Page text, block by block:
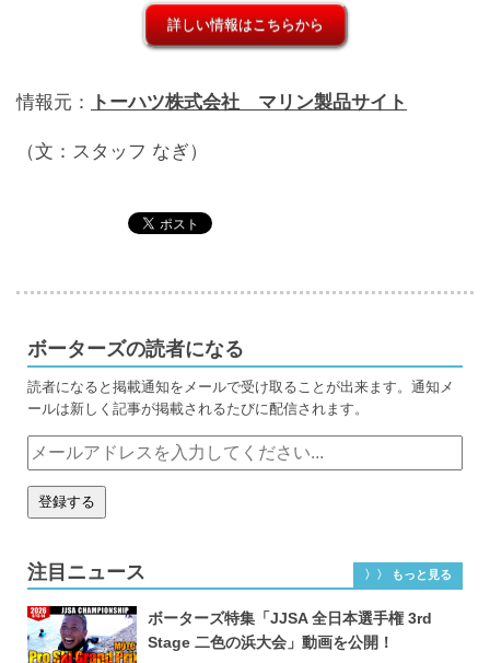
詳しい情報はこちらから
情報元： トーハツ株式会社 マリン製品サイト
（文：スタッフ なぎ）
ボーターズの読者になる
読者になると掲載通知をメールで受け取ることが出来ます。通知メ
ールは新しく記事が掲載されるたびに配信されます。
注目ニュース 〉〉 もっと見る
ボーターズ特集「JJSA 全日本選手権 3rd
Stage 二色の浜大会」動画を公開！